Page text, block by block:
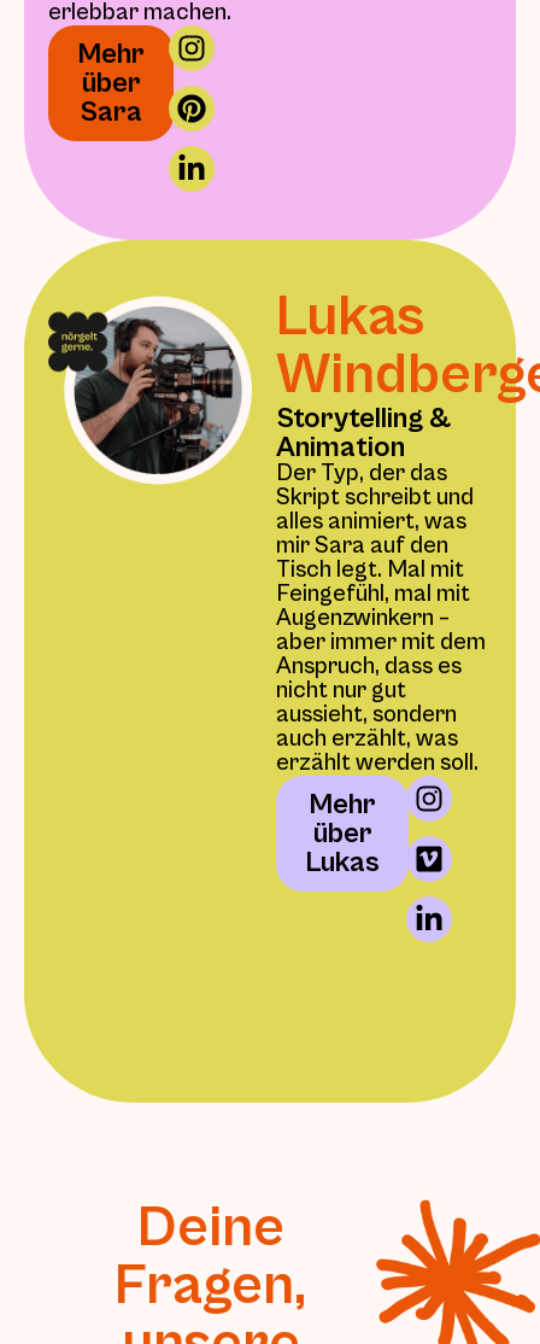
erlebbar machen.
Mehr
über
Sara
Lukas
Storytelling &
Animation
Der Typ, der das
Skript schreibt und
alles animiert, was
mir Sara auf den
Tisch legt. Mal mit
Feingefühl, mal mit
Augenzwinkern –
aber immer mit dem
Anspruch, dass es
nicht nur gut
aussieht, sondern
auch erzählt, was
erzählt werden soll.
Mehr
über
Lukas
Deine
Fragen,